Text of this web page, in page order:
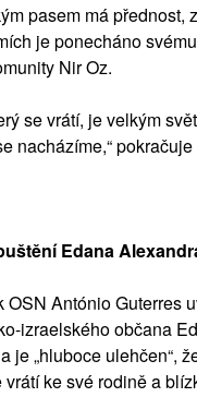
pasem má přednost,
je ponecháno
Nir Oz.
se vrátí, je velkým
nacházíme,“
Edana
OSN António Guterres
izraelského občana
je „hluboce ulehčen“,
vrátí ke své rodině a